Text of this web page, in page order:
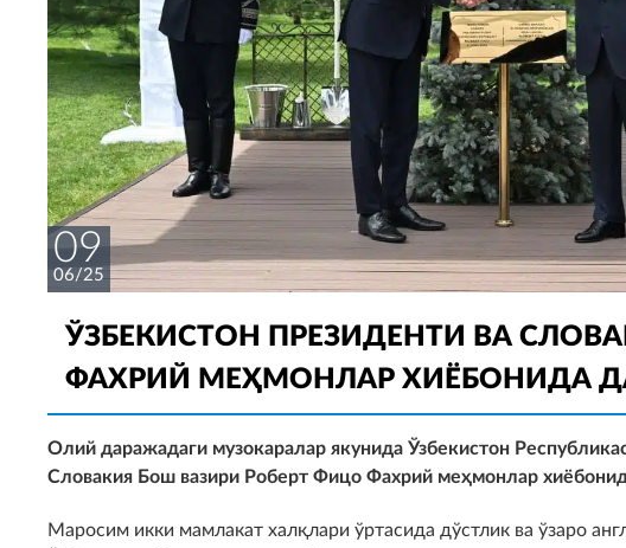
09
06/25
ЎЗБЕКИСТОН ПРЕЗИДЕНТИ ВА
ФАХРИЙ МЕҲМОНЛАР ХИЁБОНИДА
Олий даражадаги музокаралар якунида Ўзбекистон
Словакия Бош вазири Роберт Фицо Фахрий меҳмонлар
Маросим икки мамлакат халқлари ўртасида дўстлик ва ўзаро